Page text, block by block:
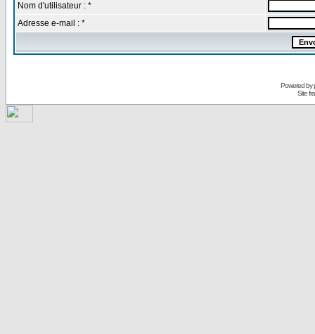
Nom d'utilisateur : *
Adresse e-mail : *
Powered by
Site